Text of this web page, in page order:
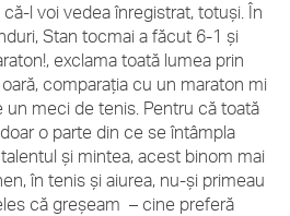
l voi vedea înregistrat, totuși. În
Stan tocmai a făcut 6-1 și
exclama toată lumea prin
comparația cu un maraton mi
meci de tenis. Pentru că toată
o parte din ce se întâmpla
și mintea, acest binom mai
în tenis și aiurea, nu-și primeau
că greșeam – cine preferă